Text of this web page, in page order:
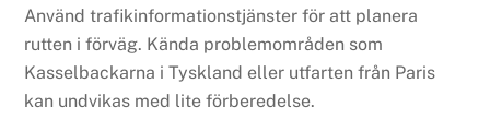
Använd trafikinformationstjänster för att planera
rutten i förväg. Kända problemområden som
Kasselbackarna i Tyskland eller utfarten från Paris
kan undvikas med lite förberedelse.